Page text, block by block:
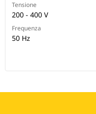
Tensione
200 - 400 V
Frequenza
50 Hz